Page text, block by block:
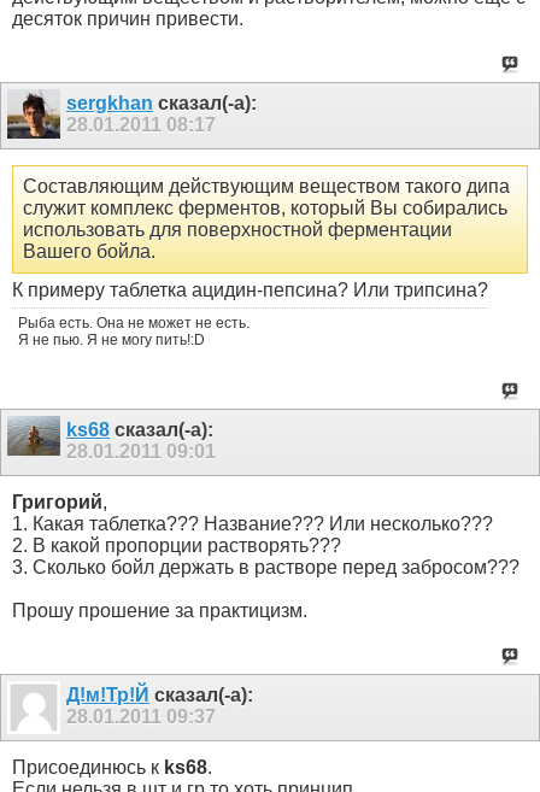
десяток причин привести.
sergkhan сказал(-а):
28.01.2011 08:17
Составляющим действующим веществом такого дипа
служит комплекс ферментов, который Вы собирались
использовать для поверхностной ферментации
Вашего бойла.
К примеру таблетка ацидин-пепсина? Или трипсина?
Рыба есть. Она не может не есть.
Я не пью. Я не могу пить!:D
ks68 сказал(-а):
28.01.2011 09:01
Григорий,
1. Какая таблетка??? Название??? Или несколько???
2. В какой пропорции растворять???
3. Сколько бойл держать в растворе перед забросом???
Прошу прошение за практицизм.
Д!м!Тр!Й сказал(-а):
28.01.2011 09:37
Присоединюсь к ks68.